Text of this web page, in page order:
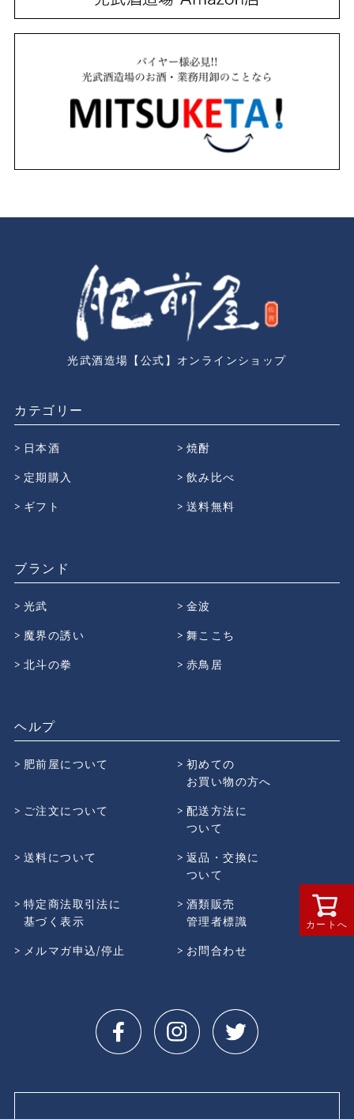
カートへ
光武酒造場【公式】オンラインショップ
カテゴリー
日本酒
焼酎
定期購入
飲み比べ
ギフト
送料無料
ブランド
光武
金波
魔界の誘い
舞ここち
北斗の拳
赤鳥居
ヘルプ
肥前屋について
初めての
お買い物の方へ
ご注文について
配送方法に
ついて
送料について
返品・交換に
ついて
特定商法取引法に
基づく表示
酒類販売
管理者標識
メルマガ申込/停止
お問合わせ